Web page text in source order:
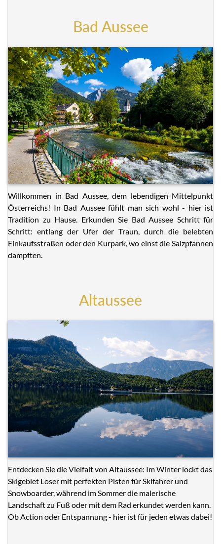
Bad Aussee
Willkommen in Bad Aussee, dem lebendigen Mittelpunkt
Österreichs! In Bad Aussee fühlt man sich wohl - hier ist
Tradition zu Hause. Erkunden Sie Bad Aussee Schritt für
Schritt: entlang der Ufer der Traun, durch die belebten
Einkaufsstraßen oder den Kurpark, wo einst die Salzpfannen
dampften.
Altaussee
Entdecken Sie die Vielfalt von Altaussee: Im Winter lockt das
Skigebiet Loser mit perfekten Pisten für Skifahrer und
Snowboarder, während im Sommer die malerische
Landschaft zu Fuß oder mit dem Rad erkundet werden kann.
Ob Action oder Entspannung - hier ist für jeden etwas dabei!